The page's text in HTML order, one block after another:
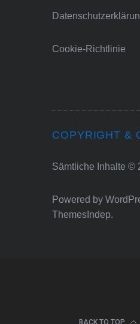
Cookie-Richtlinie
COPYRIGHT &
Sämtliche Inhalte ©
Powered by
ThemesIndep.
BACK TO TOP